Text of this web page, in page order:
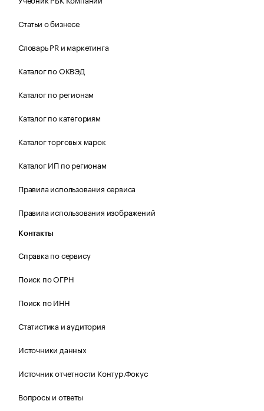
Статьи о бизнесе
Словарь PR и маркетинга
Каталог по ОКВЭД
Каталог по регионам
Каталог по категориям
Каталог торговых марок
Каталог ИП по регионам
Правила использования сервиса
Правила использования изображений
Контакты
Справка по сервису
Поиск по ОГРН
Поиск по ИНН
Статистика и аудитория
Источники данных
Источник отчетности Контур.Фокус
Вопросы и ответы